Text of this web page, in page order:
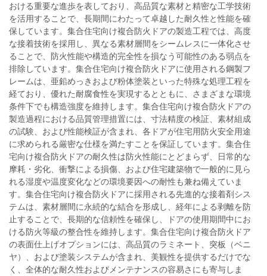
おける重要な進歩を表しており、高品質な素材と精密な工学技術
を活用することで、長期間にわたって卓越した耐久性と性能を確
保しています。集合住宅向け複合防火ドアの製造工程では、高度
な接着技術を採用し、異なる素材層間をシームレスに一体化させ
ることで、防火性能や構造的完全性を損なう可能性のある弱点を
排除しています。集合住宅向け複合防火ドアに使用される鋼製フ
レームは、亜鉛めっきおよび粉体塗装といった特殊な処理工程を
経ており、優れた耐腐食性を実現するとともに、さまざまな環境
条件下でも構造強度を維持します。集合住宅向け複合防火ドアの
製造過程における品質管理措置には、寸法精度の検証、素材組成
の試験、および性能検証が含まれ、各ドアが住宅用防火安全用途
に求められる厳密な仕様を満たすことを保証しています。集合住
宅向け複合防火ドアの耐久性は防火性能にとどまらず、日常的な
摩耗・劣化、衝撃による損傷、および住宅建築物で一般的に見ら
れる湿度や温度変化などの環境要因への耐性も兼ね備えていま
す。集合住宅向け複合防火ドアに採用される先進的な接着剤シス
テムは、素材層間に永続的な結合を形成し、経年による剥離を防
止することで、長期的な信頼性を確保し、ドアの使用期間中にお
ける防火等級の整合性を維持します。集合住宅向け複合防火ドア
の表面仕上げオプションには、高品質のラミネート、突板（ベニ
ヤ）、および塗装システムが含まれ、美観性を提供するだけでな
く、全体的な耐久性およびメンテナンスの容易さにも寄与しま